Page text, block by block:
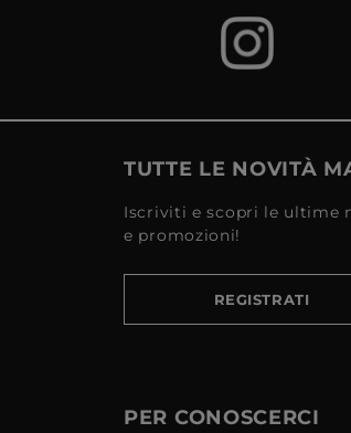
TUTTE LE NOVITÀ
Iscriviti e scopri le ultime
e promozioni!
REGISTRATI
PER CONOSCERCI